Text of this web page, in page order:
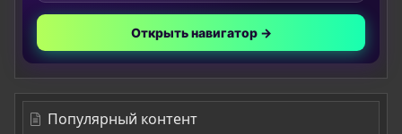
Открыть навигатор →
Популярный контент